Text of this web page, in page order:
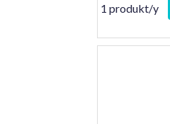
1 produkt/y